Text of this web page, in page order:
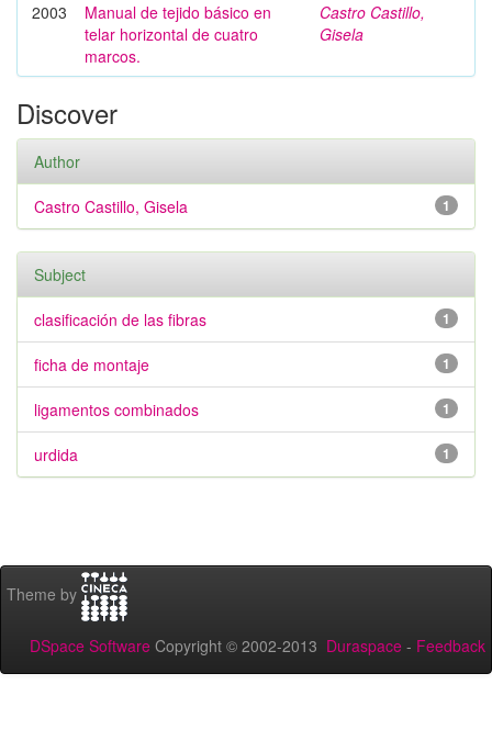
2003
Manual de tejido básico en
telar horizontal de cuatro
marcos.
Castro Castillo,
Gisela
Discover
Author
1
Castro Castillo, Gisela
Subject
1
clasificación de las fibras
1
ficha de montaje
1
ligamentos combinados
1
urdida
Theme by
DSpace Software Copyright © 2002-2013 Duraspace - Feedback